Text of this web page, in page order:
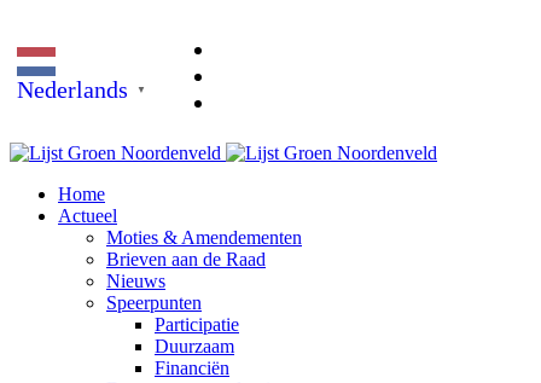
Nederlands ▼
Home
Actueel
Moties & Amendementen
Brieven aan de Raad
Nieuws
Speerpunten
Participatie
Duurzaam
Financiën